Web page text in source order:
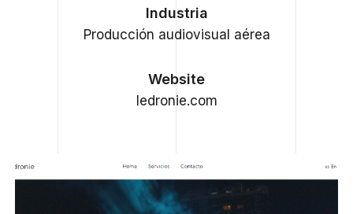
Industria
Producción audiovisual aérea
Website
ledronie.com